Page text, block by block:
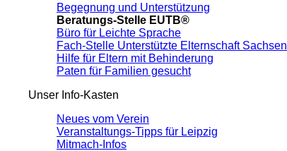
Begegnung und Unterstützung
Beratungs-Stelle EUTB®
Büro für Leichte Sprache
Fach-Stelle Unterstützte Elternschaft Sachsen
Hilfe für Eltern mit Behinderung
Paten für Familien gesucht
Unser Info-Kasten
Neues vom Verein
Veranstaltungs-Tipps für Leipzig
Mitmach-Infos